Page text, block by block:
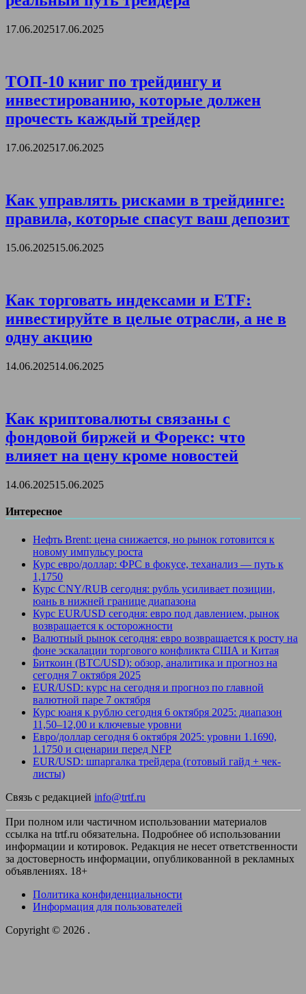
17.06.202517.06.2025
ТОП-10 книг по трейдингу и
инвестированию, которые должен
прочесть каждый трейдер
17.06.202517.06.2025
Как управлять рисками в трейдинге:
правила, которые спасут ваш депозит
15.06.202515.06.2025
Как торговать индексами и ETF:
инвестируйте в целые отрасли, а не в
одну акцию
14.06.202514.06.2025
Как криптовалюты связаны с
фондовой биржей и Форекс: что
влияет на цену кроме новостей
14.06.202515.06.2025
Интересное
Нефть Brent: цена снижается, но рынок готовится к
новому импульсу роста
Курс евро/доллар: ФРС в фокусе, теханализ — путь к
1,1750
Курс CNY/RUB сегодня: рубль усиливает позиции,
юань в нижней границе диапазона
Курс EUR/USD сегодня: евро под давлением, рынок
возвращается к осторожности
Валютный рынок сегодня: евро возвращается к росту на
фоне эскалации торгового конфликта США и Китая
Биткоин (BTC/USD): обзор, аналитика и прогноз на
сегодня 7 октября 2025
EUR/USD: курс на сегодня и прогноз по главной
валютной паре 7 октября
Курс юаня к рублю сегодня 6 октября 2025: диапазон
11,50–12,00 и ключевые уровни
Евро/доллар сегодня 6 октября 2025: уровни 1.1690,
1.1750 и сценарии перед NFP
EUR/USD: шпаргалка трейдера (готовый гайд + чек-
листы)
Связь с редакцией info@trtf.ru
При полном или частичном использовании материалов
ссылка на trtf.ru обязательна. Подробнее об использовании
информации и котировок. Редакция не несет ответственности
за достоверность информации, опубликованной в рекламных
объявлениях. 18+
Политика конфиденциальности
Информация для пользователей
Copyright © 2026 .